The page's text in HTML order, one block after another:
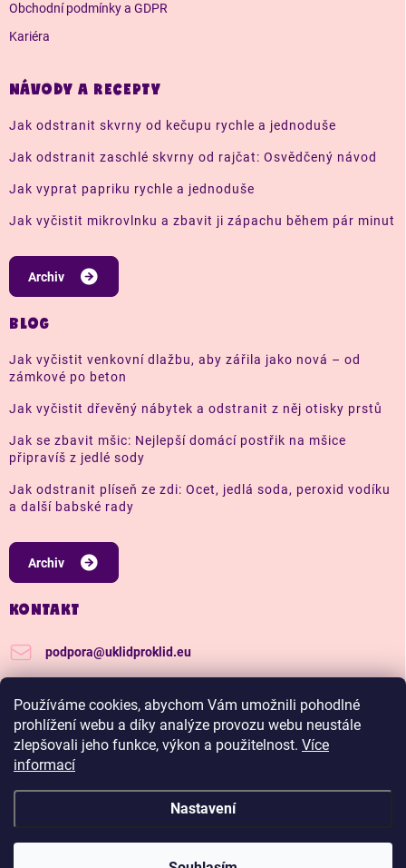
Používáme cookies, abychom Vám umožnili pohodlné
prohlížení webu a díky analýze provozu webu neustále
zlepšovali jeho funkce, výkon a použitelnost. Více
informací
Nastavení
Hadříkománie, čím víc nakoupíš, tím větší slevu budeš
Obchodní podmínky a GDPR
Kariéra
NÁVODY A RECEPTY
Jak odstranit skvrny od kečupu rychle a jednoduše
Jak odstranit zaschlé skvrny od rajčat: Osvědčený návod
Jak vyprat papriku rychle a jednoduše
Jak vyčistit mikrovlnku a zbavit ji zápachu během pár minut
Archiv
BLOG
Jak vyčistit venkovní dlažbu, aby zářila jako nová – od
zámkové po beton
Jak vyčistit dřevěný nábytek a odstranit z něj otisky prstů
Jak se zbavit mšic: Nejlepší domácí postřik na mšice
připravíš z jedlé sody
Jak odstranit plíseň ze zdi: Ocet, jedlá soda, peroxid vodíku
a další babské rady
Archiv
KONTAKT
podpora@uklidproklid.eu
Další tipy a triky, jak na úklid pro klid
uklidproklid/
Copyright 2026Úklid pro klid. Všechna práva vyhrazena.Upravit nastavení
cookies